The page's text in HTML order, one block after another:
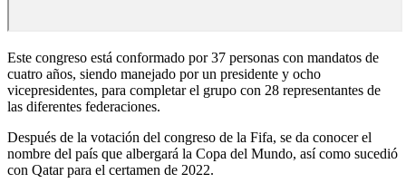
Este congreso está conformado por 37 personas con mandatos de
cuatro años, siendo manejado por un presidente y ocho
vicepresidentes, para completar el grupo con 28 representantes de
las diferentes federaciones.
Después de la votación del congreso de la Fifa, se da conocer el
nombre del país que albergará la Copa del Mundo, así como sucedió
con Qatar para el certamen de 2022.